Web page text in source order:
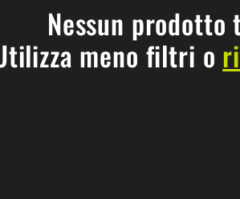
Nessun prodotto
meno filtri o